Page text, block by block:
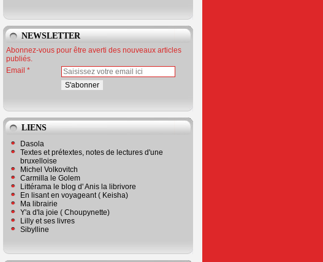
NEWSLETTER
Abonnez-vous pour être averti des nouveaux articles
publiés.
Email
LIENS
Dasola
Textes et prétextes, notes de lectures d'une
bruxelloise
Michel Volkovitch
Carmilla le Golem
Littérama le blog d' Anis la librivore
En lisant en voyageant ( Keisha)
Ma librairie
Y'a d'la joie ( Choupynette)
Lilly et ses livres
Sibylline